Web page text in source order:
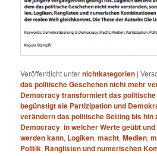
Veröffentlicht unternichtkategorien |
das politische Geschehen nicht mehr
Democracy transformiert das
begünstigt sie Partizipation und
verändern das politische Setting bis hin
Democracy,in welcher Werte geübt
werden kann, Logiken,macht,Medien,
Politik, Ranglisten und numerischen